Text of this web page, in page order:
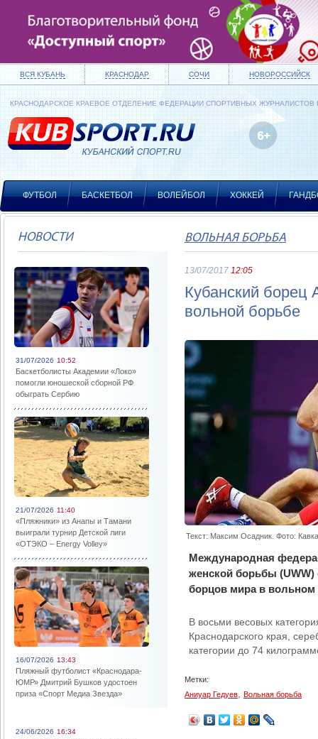
ВСЯ КУБАНЬ КРАСНОДАР СОЧИ НОВОРОССИЙСК
КРАСНОДАРСКОЕ КРАЕВОЕ ОТДЕЛЕНИЕ ФЕДЕРАЦИИ СПОРТИВНЫХ ЖУРНАЛИСТОВ
ФУТБОЛ БАСКЕТБОЛ ВОЛЕЙБОЛ ХОККЕЙ
НОВОСТИ
31/07/2026 10:52
Баскетболисты Академии «Локо»
помогли юношеской сборной РФ
обыграть Сербию
21/07/2026 11:40
«Пляжники» из Анапы и Тамани
выиграли турнир Детской лиги
«ОТЭКО – Energy Volley»
16/07/2026 13:43
Пляжный футболист «Краснодара-
ЮМР» Дмитрий Бушков удостоен
приза «Спорт Медиа Звезда»
24/06/2026 16:34
ВОЛЬНАЯ БОРЬБА
13/07/2017 12:05
Кубанский борец
вольной борьбе
Текст: Максим Осадник. Фото:
Международная
женской борьбы
борцов мира в вольном
В восьми весовых
Краснодарского края,
категории до 74
Метки:
Аниуар Гедуев
Вольная борьба